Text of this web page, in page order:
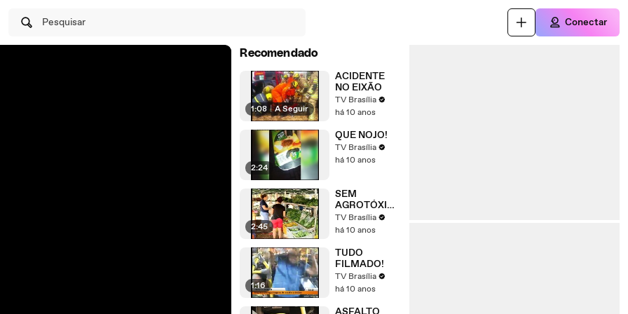
Pesquisar Conectar
Recomendado
1:08 | A Seguir
ACIDENTE
NO EIXÃO
TV Brasília
há 10 anos
2:24
QUE NOJO!
TV Brasília
há 10 anos
2:45
SEM
AGROTÓXIC
O
TV Brasília
há 10 anos
1:16
TUDO
FILMADO!
TV Brasília
há 10 anos